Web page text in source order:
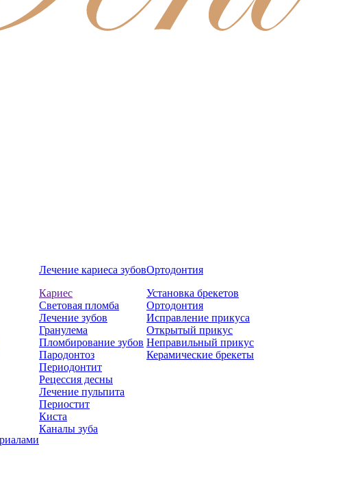
Лечение кариеса зубов
Кариес
Световая пломба
Лечение зубов
Гранулема
Пломбирование зубов
Пародонтоз
Периодонтит
Рецессия десны
Лечение пульпита
Периостит
Киста
Каналы зуба
Ортодонтия
Установка брекетов
Ортодонтия
Исправление прикуса
Открытый прикус
Неправильный прикус
Керамические брекеты